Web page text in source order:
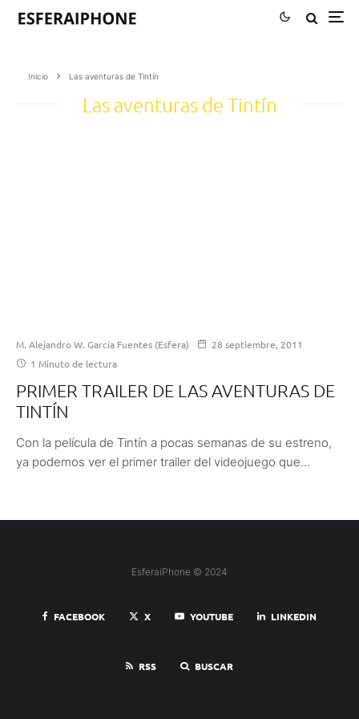
Inicio Las aventuras de Tintín
Las aventuras de Tintín
M. Alejandro W. García Fuentes (Esfera)
28 septiembre, 2011
1 Minuto de lectura
PRIMER TRAILER DE LAS AVENTURAS DE
TINTÍN
Con la película de Tintín a pocas semanas de su estreno,
ya podemos ver el primer trailer del videojuego que...
EsferaiPhone © 2024
FACEBOOK X YOUTUBE LINKEDIN
RSS BUSCAR